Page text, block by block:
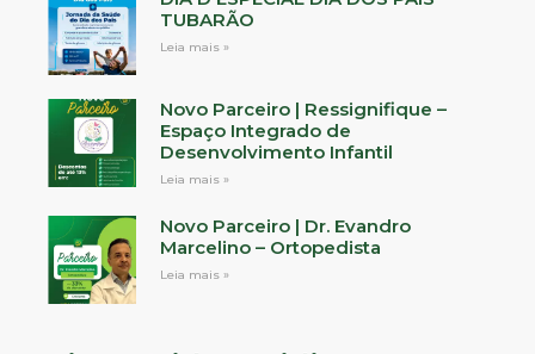
TUBARÃO
Leia mais »
Novo Parceiro | Ressignifique –
Espaço Integrado de
Desenvolvimento Infantil
Leia mais »
Novo Parceiro | Dr. Evandro
Marcelino – Ortopedista
Leia mais »